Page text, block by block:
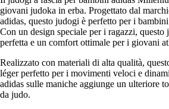
giovani judoka in erba. Progettato dal
adidas, questo judogi è perfetto per i
Con un design speciale per i ragazzi,
perfetta e un comfort ottimale per i giovani
Realizzato con materiali di alta qualità,
léger perfetto per i movimenti veloci e
adidas sulle maniche aggiunge un ulteriore
da judo.